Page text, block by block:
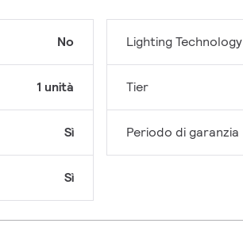
No
1 unità
Sì
Sì
Lighting Technology
Tier
Periodo di garanzia